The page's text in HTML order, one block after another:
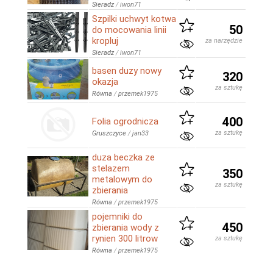
Sieradz /iwon71
Szpilki uchwyt kotwa
do mocowania linii
kropluj
Sieradz /iwon71
50
za narzędzie
basen duzy nowy
okazja
Równa /przemek1975
320
za sztukę
Folia ogrodnicza
Gruszczyce /jan33
400
za sztukę
duza beczka ze
stelazem
metalowym do
zbierania
Równa /przemek1975
350
za sztukę
pojemniki do
zbierania wody z
rynien 300 litrow
Równa /przemek1975
450
za sztukę